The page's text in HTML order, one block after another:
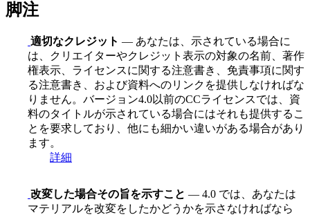
脚注
適切なクレジット — あなたは、示されている場合に
は、クリエイターやクレジット表示の対象の名前、著作
権表示、ライセンスに関する注意書き、免責事項に関す
る注意書き、および資料へのリンクを提供しなければな
りません。バージョン4.0以前のCCライセンスでは、資
料のタイトルが示されている場合にはそれも提供するこ
とを要求しており、他にも細かい違いがある場合があり
ます。
詳細
改変した場合その旨を示すこと — 4.0 では、あなたは
マテリアルを改変をしたかどうかを示さなければなら